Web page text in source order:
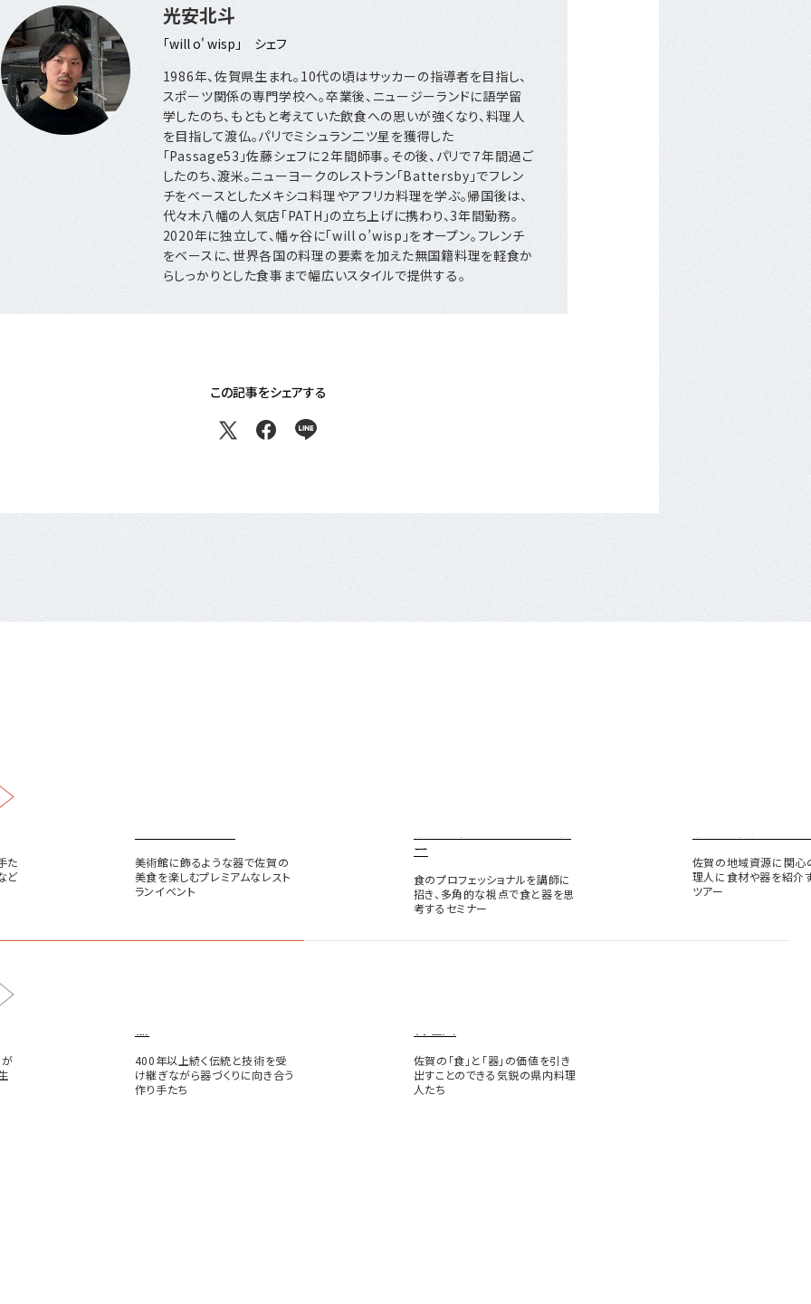
光安北斗
「will o' wisp」 シェフ
1986年、佐賀県生まれ。10代の頃はサッカーの指導者を目指し、
スポーツ関係の専門学校へ。卒業後、ニュージーランドに語学留
学したのち、もともと考えていた飲食への思いが強くなり、料理人
を目指して渡仏。パリでミシュラン二ツ星を獲得した
「Passage53」佐藤シェフに２年間師事。その後、パリで７年間過ご
したのち、渡米。ニューヨークのレストラン「Battersby」でフレン
チをベースとしたメキシコ料理やアフリカ料理を学ぶ。帰国後は、
代々木八幡の人気店「PATH」の立ち上げに携わり、3年間勤務。
2020年に独立して、幡ヶ谷に「will o’wisp」をオープン。フレンチ
をベースに、世界各国の料理の要素を加えた無国籍料理を軽食か
らしっかりとした食事まで幅広いスタイルで提供する。
この記事をシェアする
た
ど
美術館に飾るような器で佐賀の
美食を楽しむプレミアムなレスト
ランイベント
ー
食のプロフェッショナルを講師に
招き、多角的な視点で食と器を思
考するセミナー
佐賀の地域資源に関心
理人に食材や器を紹介
ツアー
400年以上続く伝統と技術を受
け継ぎながら器づくりに向き合う
作り手たち
佐賀の「食」と「器」の価値を引き
出すことのできる気鋭の県内料理
人たち